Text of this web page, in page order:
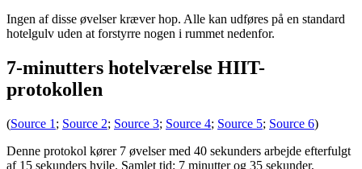
Ingen af ​​disse øvelser kræver hop. Alle kan udføres på en standard
hotelgulv uden at forstyrre nogen i rummet nedenfor.
7-minutters hotelværelse HIIT-
protokollen
(Source 1 ; Source 2; Source 3; Source 4; Source 5; Source 6)
Denne protokol kører 7 øvelser med 40 sekunders arbejde efterfulgt
af 15 sekunders hvile. Samlet tid: 7 minutter og 35 sekunder,